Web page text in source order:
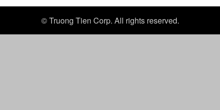
© Truong Tien Corp. All rights reserved.